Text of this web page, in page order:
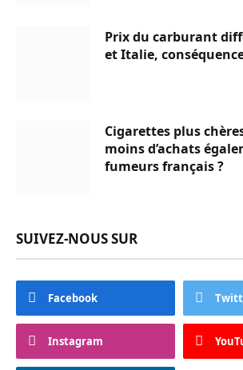
Prix du carburant
et Italie,
Cigarettes plus
moins d’achats
fumeurs français ?
SUIVEZ-NOUS SUR
Facebook
Instagram